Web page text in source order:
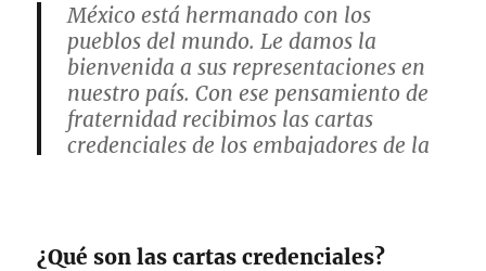
México está hermanado con los
pueblos del mundo. Le damos la
bienvenida a sus representaciones en
nuestro país. Con ese pensamiento de
fraternidad recibimos las cartas
credenciales de los embajadores de la
¿Qué son las cartas credenciales?